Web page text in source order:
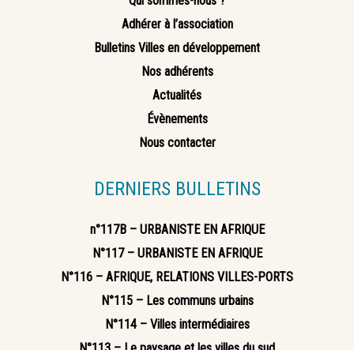
Adhérer à l’association
Bulletins Villes en développement
Nos adhérents
Actualités
Évènements
Nous contacter
DERNIERS BULLETINS
n°117B – URBANISTE EN AFRIQUE
N°117 – URBANISTE EN AFRIQUE
N°116 – AFRIQUE, RELATIONS VILLES-PORTS
N°115 – Les communs urbains
N°114 – Villes intermédiaires